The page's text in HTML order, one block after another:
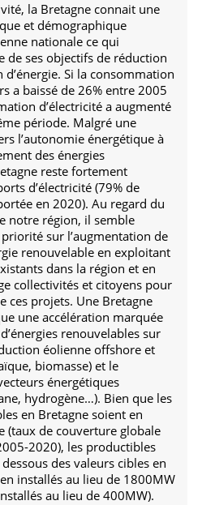
la Bretagne connait une
et démographique
nationale ce qui
de ses objectifs de réduction
Si la consommation
a baissé de 26% entre 2005
d’électricité a augmenté
période. Malgré une
l’autonomie énergétique à
des énergies
reste fortement
d’électricité (79% de
en 2020). Au regard du
notre région, il semble
priorité sur l’augmentation de
renouvelable en exploitant
dans la région et en
collectivités et citoyens pour
ces projets. Une Bretagne
une accélération marquée
renouvelables sur
éolienne offshore et
biomasse) et le
énergétiques
hydrogène…). Bien que les
en Bretagne soient en
(taux de couverture globale
2020), les productibles
des valeurs cibles en
installés au lieu de 1800MW
au lieu de 400MW).